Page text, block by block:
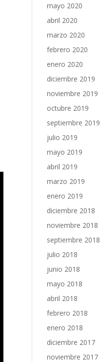
mayo 2020
abril 2020
marzo 2020
febrero 2020
enero 2020
diciembre 2019
noviembre 2019
octubre 2019
septiembre 2019
julio 2019
mayo 2019
abril 2019
marzo 2019
enero 2019
diciembre 2018
noviembre 2018
septiembre 2018
julio 2018
junio 2018
mayo 2018
abril 2018
febrero 2018
enero 2018
diciembre 2017
noviembre 2017